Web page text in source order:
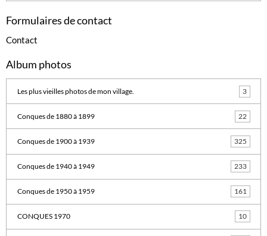
Formulaires de contact
Contact
Album photos
Les plus vieilles photos de mon village. 3
Conques de 1880 à 1899 22
Conques de 1900 à 1939 325
Conques de 1940 à 1949 233
Conques de 1950 à 1959 161
CONQUES 1970 10